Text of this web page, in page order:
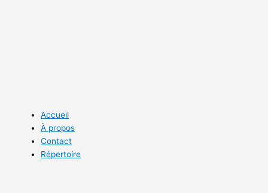
Accueil
À propos
Contact
Répertoire